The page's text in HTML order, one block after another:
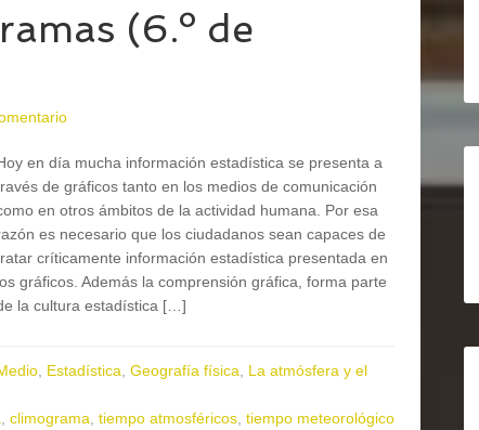
(6.º de
en día mucha información estadística se presenta a
de gráficos tanto en los medios de comunicación
en otros ámbitos de la actividad humana. Por esa
es necesario que los ciudadanos sean capaces de
críticamente información estadística presentada en
gráficos. Además la comprensión gráfica, forma parte
la cultura estadística […]
Estadística Geografía física
La atmósfera y el
climograma tiempo atmosféricos tiempo meteorológico